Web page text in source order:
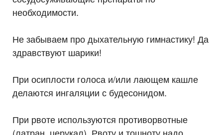
необходимости.
Не забываем про дыхательную гимнастику! Да
здравствуют шарики!
При осиплости голоса и/или лающем кашле
делаются ингаляции с будесонидом.
При рвоте используются противорвотные